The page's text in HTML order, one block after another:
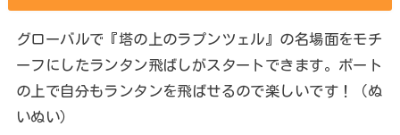
グローバルで『塔の上のラプンツェル』の名場面をモチ
ーフにしたランタン飛ばしがスタートできます。ボート
の上で自分もランタンを飛ばせるので楽しいです！（ぬ
いぬい）